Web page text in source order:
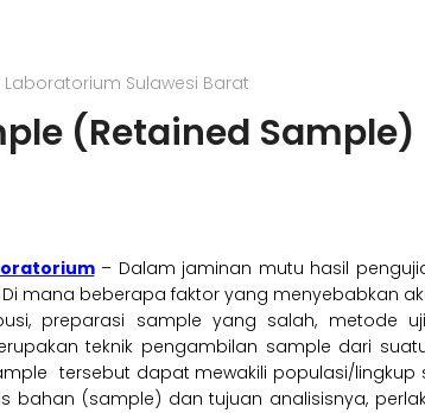
Sulawesi Barat
(Retained
– Dalam jaminan mutu hasil
mana beberapa faktor yang menyebabkan
preparasi sample yang salah,
teknik pengambilan sample dari
tersebut dapat mewakili populasi/
bahan (sample) dan tujuan analisisnya,